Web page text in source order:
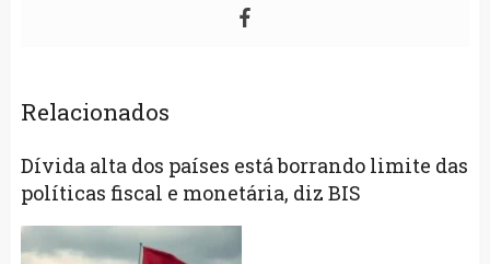
Relacionados
Dívida alta dos países está borrando limite das
políticas fiscal e monetária, diz BIS